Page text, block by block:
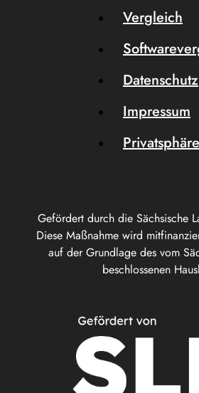
Gefördert durch die Sächsische
Diese Maßnahme wird
auf der Grundlage des vom
beschlossenen
Vergleich
Datenschutz
Impressum
Privatsphäre